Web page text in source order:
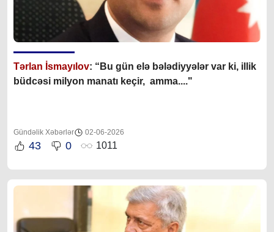
Tərlan İsmayılov: “Bu gün elə bələdiyyələr var ki, illik
büdcəsi milyon manatı keçir, amma...."
Gündəlik Xəbərlər 02-06-2026
43 0 1011